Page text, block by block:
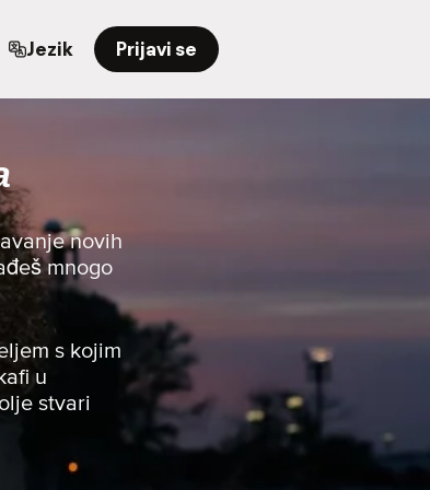
Jezik Prijavi se
novih
mnogo
s kojim
u
stvari